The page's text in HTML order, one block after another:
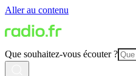
Aller au contenu
Que souhaitez-vous écouter ?